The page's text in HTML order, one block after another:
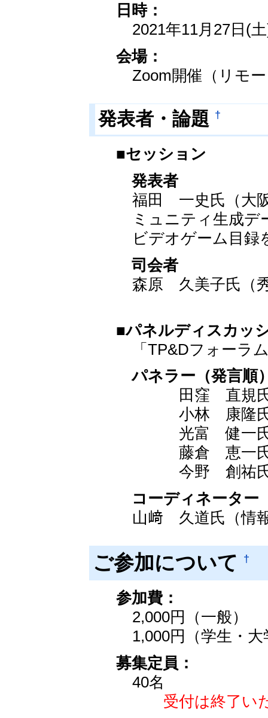
日時：
2021年11月27日(
会場：
Zoom開催（リモ
発表者・論題 †
■セッション
発表者
福田 一史氏（大
ミュニティ生成デ
ビデオゲーム目録
司会者
森原 久美子氏（
■パネルディスカッ
「TP&Dフォーラ
パネラー（発言順
田窪 直規氏（
小林 康隆
光富 健一氏（
藤倉 恵一氏（
今野 創祐氏
コーディネーター
山﨑 久道氏（情
ご参加について †
参加費：
2,000円（一般）
1,000円（学生・
募集定員：
40名
受付は終了いた